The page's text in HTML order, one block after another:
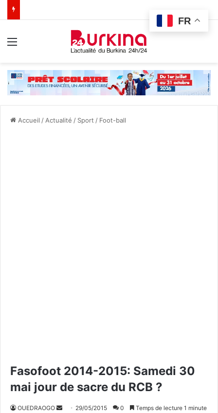
Accueil / Actualité / Sport / Foot-ball
Fasofoot 2014-2015: Samedi 30
mai jour de sacre du RCB ?
OUEDRAOGO 29/05/2015 0 Temps de lecture 1 minute
FR